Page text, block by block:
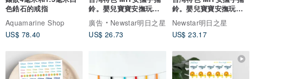
色鋯石的戒指
Aquamarine Shop
US$ 78.40
鈴。嬰兒寶寶安撫玩具
玩偶。便利掛扣吊掛帶
廣告
Newstar明日之星
US$ 26.73
鈴。嬰兒寶寶安撫玩具
玩偶。便利掛扣吊掛帶
Newstar明日之星
US$ 23.17